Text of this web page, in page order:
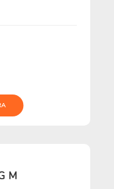
M